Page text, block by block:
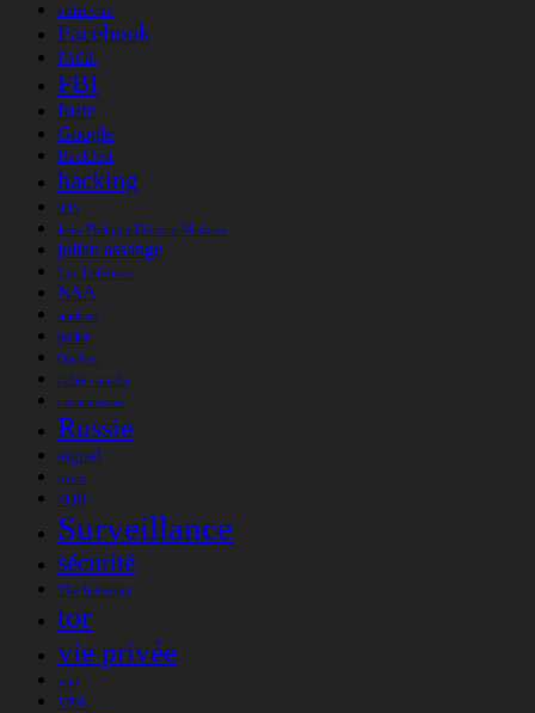
entrevue
Facebook
FACiL
FBI
fuite
Google
Hackfest
hacking
iOS
Jean-Philippe Décarie-Mathieu
julian assange
Luc Lefebvre
NSA
podcast
police
Québec
radio-canada
ransomware
Russie
signal
spvm
SQIL
Surveillance
sécurité
The Intercept
tor
vie privée
vpn
VPNs